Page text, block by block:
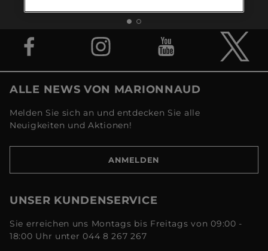
ALLE NEWS VON MARIONNAUD
Melden Sie sich an und entdecken Sie alle
Neuigkeiten und Aktionen!
ANMELDEN
UNSER KUNDENSERVICE
Sie erreichen uns Montags bis Freitags von 09:00 -
18:00 Uhr unter 044 8 267 267